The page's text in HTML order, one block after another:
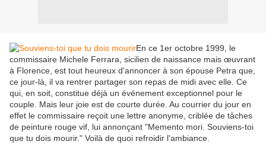
En ce 1er octobre 1999, le
commissaire Michele Ferrara, sicilien de naissance mais œuvrant
à Florence, est tout heureux d'annoncer à son épouse Petra que,
ce jour-là, il va rentrer partager son repas de midi avec elle. Ce
qui, en soit, constitue déjà un événement exceptionnel pour le
couple. Mais leur joie est de courte durée. Au courrier du jour en
effet le commissaire reçoit une lettre anonyme, criblée de tâches
de peinture rouge vif, lui annonçant "Memento mori. Souviens-toi
que tu dois mourir." Voilà de quoi refroidir l'ambiance.